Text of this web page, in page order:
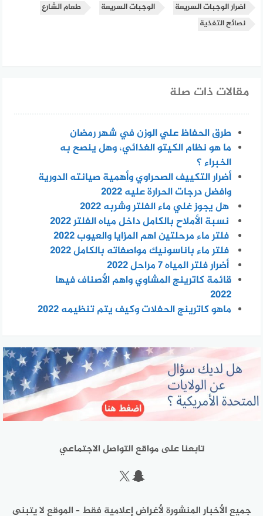
اضرار الوجبات السريعة الوجبات السريعة
طعام الشارع
نصائح التغذية
مقالات ذات صلة
طرق الحفاظ علي الوزن في شهر رمضان
ما هو نظام الكيتو الغذائي، وهل ينصح به
الخبراء ؟
أضرار التكييف الصحراوي وأهمية صيانته الدورية
وافضل درجات الحرارة عليه 2022
هل يجوز غلي ماء الفلتر وشربه 2022
نسبة الأملاح بالكامل داخل مياه الفلتر 2022
فلتر ماء مرحلتين اهم المزايا والعيوب 2022
فلتر ماء باناسونيك مواصفاته بالكامل 2022
أضرار فلتر المياه 7 مراحل 2022
قائمة كاترينج المشاوي واهم الأصناف فيها
2022
ماهو كاترينج الحفلات وكيف يتم تنظيمه 2022
تابعنا على مواقع التواصل الاجتماعي
سناب شات
إكس
جميع الأخبار المنشورة لأغراض إعلامية فقط – الموقع لا يتبنى